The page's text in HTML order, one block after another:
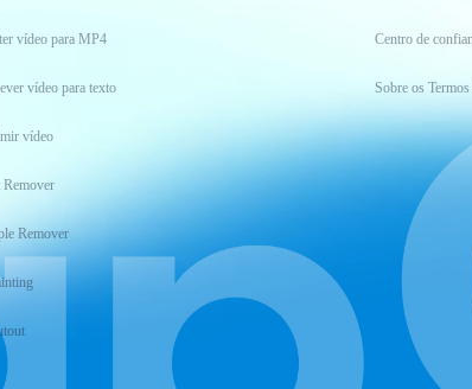
vídeo para MP4
vídeo para texto
vídeo
Remover
Centro de